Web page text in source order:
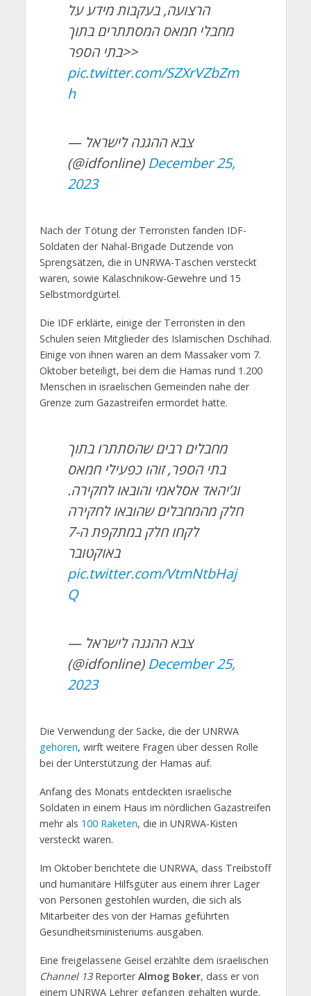
הרצועה, בעקבות מידע על
מחבלי חמאס המסתתרים בתוך
בתי הספר>>
pic.twitter.com/SZXrVZbZm
h
— צבא ההגנה לישראל
(@idfonline) December 25,
2023
Nach der Tötung der Terroristen fanden IDF-
Soldaten der Nahal-Brigade Dutzende von
Sprengsätzen, die in UNRWA-Taschen versteckt
waren, sowie Kalaschnikow-Gewehre und 15
Selbstmordgürtel.
Die IDF erklärte, einige der Terroristen in den
Schulen seien Mitglieder des Islamischen Dschihad.
Einige von ihnen waren an dem Massaker vom 7.
Oktober beteiligt, bei dem die Hamas rund 1.200
Menschen in israelischen Gemeinden nahe der
Grenze zum Gazastreifen ermordet hatte.
מחבלים רבים שהסתתרו בתוך
בתי הספר, זוהו כפעילי חמאס
וג’יהאד אסלאמי והובאו לחקירה.
חלק מהמחבלים שהובאו לחקירה
לקחו חלק במתקפת ה-7
באוקטובר
pic.twitter.com/VtmNtbHaj
Q
— צבא ההגנה לישראל
(@idfonline) December 25,
2023
Die Verwendung der Säcke, die der UNRWA
gehören, wirft weitere Fragen über dessen Rolle
bei der Unterstützung der Hamas auf.
Anfang des Monats entdeckten israelische
Soldaten in einem Haus im nördlichen Gazastreifen
mehr als 100 Raketen, die in UNRWA-Kisten
versteckt waren.
Im Oktober berichtete die UNRWA, dass Treibstoff
und humanitäre Hilfsgüter aus einem ihrer Lager
von Personen gestohlen wurden, die sich als
Mitarbeiter des von der Hamas geführten
Gesundheitsministeriums ausgaben.
Eine freigelassene Geisel erzählte dem israelischen
Channel 13ReporterAlmog Boker, dass er von
einem UNRWA Lehrer gefangen gehalten wurde.